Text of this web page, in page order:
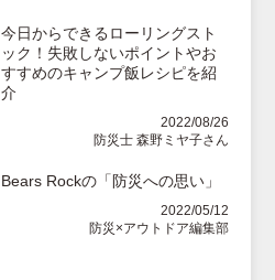
今日からできるローリングスト
ック！失敗しないポイントやお
すすめのキャンプ飯レシピを紹
介
2022/08/26
防災士 森野ミヤ子さん
Bears Rockの「防災への思い」
2022/05/12
防災×アウトドア編集部